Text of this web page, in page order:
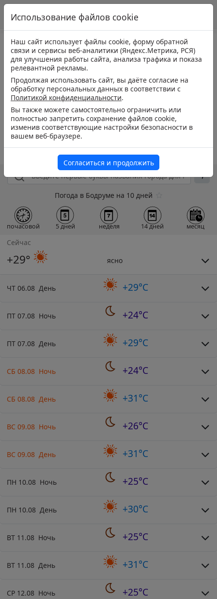
Погода в Бодруме на 10 дней
почасовой 5 дней неделя 14 дней месяц
Сейчас
+29° ясно
ЧТ 06.08 День +29°C
ПТ 07.08 Ночь +24°C
ПТ 07.08 День +29°C
СБ 08.08 Ночь +24°C
СБ 08.08 День +31°C
ВС 09.08 Ночь +26°C
ВС 09.08 День +31°C
ПН 10.08 Ночь +25°C
ПН 10.08 День +30°C
ВТ 11.08 Ночь +25°C
ВТ 11.08 День +31°C
СР 12.08 Ночь +25°C
Использование файлов cookie
Наш сайт использует файлы cookie, форму обратной
связи и сервисы веб-аналитики (Яндекс.Метрика, РСЯ)
для улучшения работы сайта, анализа трафика и показа
релевантной рекламы.
Продолжая использовать сайт, вы даёте согласие на
обработку персональных данных в соответствии с
Политикой конфиденциальности.
Вы также можете самостоятельно ограничить или
полностью запретить сохранение файлов cookie,
изменив соответствующие настройки безопасности в
вашем веб-браузере.
Согласиться и продолжить